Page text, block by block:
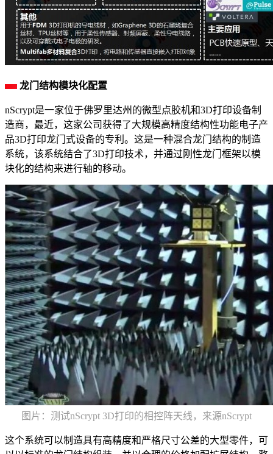
龙门结构模块化配置
nScrypt是一家位于佛罗里达州的微型点胶机和3D打印设备制
造商，最近，这家公司获得了大规模高精度结构性功能电子产
品3D打印龙门式设备的专利。这是一种混合龙门结构的制造
系统，该系统结合了3D打印技术，并通过刚性龙门框架以模
块化的结构来进行轴的移动。
图片：测试nScrypt 3D打印的相控阵天线，来源nScrypt
这个系统可以制造具有高精度和严格尺寸公差的大型零件，可